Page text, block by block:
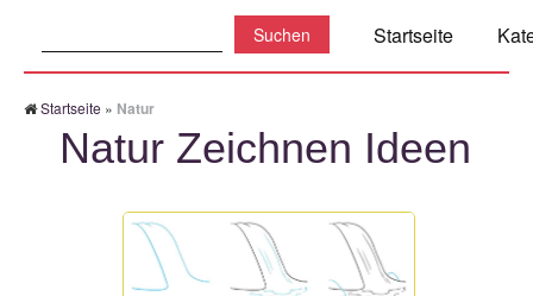
Startseite
Startseite » Natur
Natur Zeichnen Ideen